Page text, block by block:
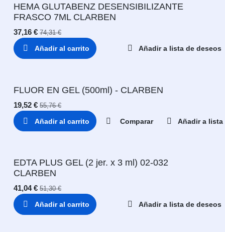
HEMA GLUTABENZ DESENSIBILIZANTE
FRASCO 7ML CLARBEN
37,16 € 74,31€
Añadir al carrito Añadir a lista de deseos
FLUOR EN GEL (500ml) - CLARBEN
19,52 € 55,76€
Añadir al carrito Comparar Añadir a lista
EDTA PLUS GEL (2 jer. x 3 ml) 02-032
CLARBEN
41,04€ 51,30€
Añadir al carrito Añadir a lista de deseos